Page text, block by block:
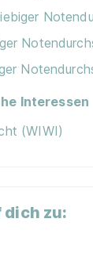
-
Interessen
(WIWI)
dich zu: